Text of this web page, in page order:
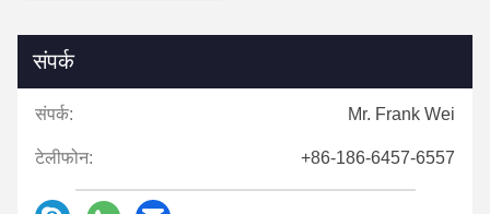
संपर्क
संपर्क: Mr. Frank Wei
टेलीफोन: +86-186-6457-6557